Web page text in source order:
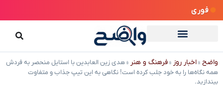
فوری
واضح »اخبار روز »فرهنگ و هنر »هدی زین العابدین با استایل منحصر به فردش
همه نگاه‌ها را به خود جلب کرده است! نگاهی به این تیپ جذاب و متفاوت
بیندازید.